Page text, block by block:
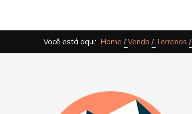
Você está aqui: Home Venda Terrenos